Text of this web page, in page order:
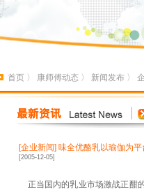
首页 〉 康师傅动态 〉 新闻发布 〉
[企业新闻] 味全优酪乳以瑜伽为
[2005-12-05]
正当国内的乳业市场激战正酣